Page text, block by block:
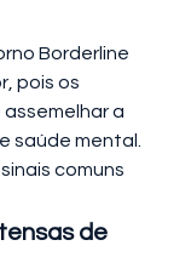
Borderline
pois os
a
saúde mental.
comuns
de